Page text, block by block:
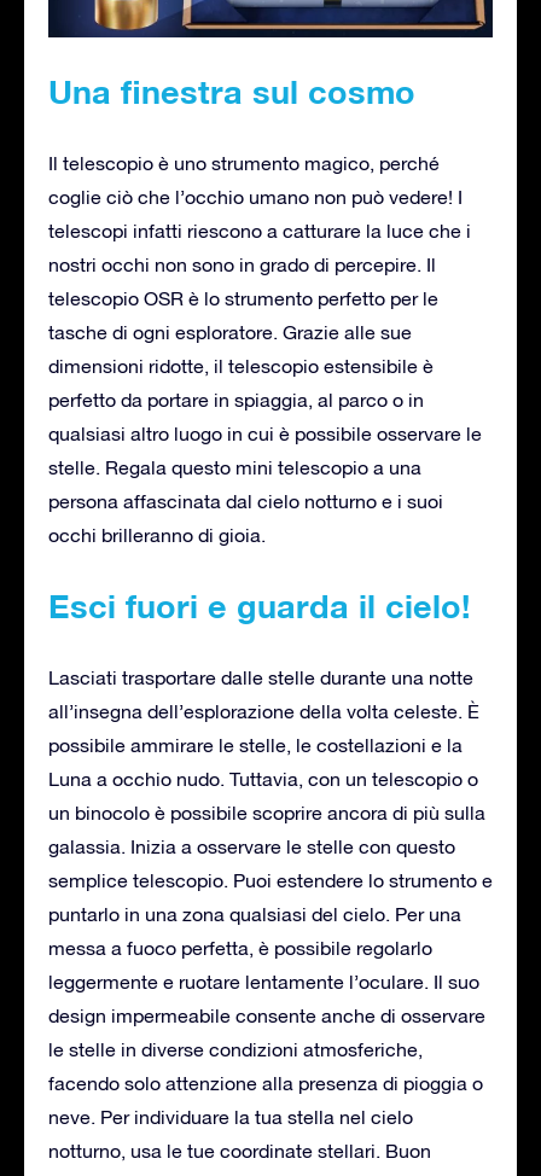
Una finestra sul cosmo
Il telescopio è uno strumento magico, perché
coglie ciò che l’occhio umano non può vedere! I
telescopi infatti riescono a catturare la luce che i
nostri occhi non sono in grado di percepire. Il
telescopio OSR è lo strumento perfetto per le
tasche di ogni esploratore. Grazie alle sue
dimensioni ridotte, il telescopio estensibile è
perfetto da portare in spiaggia, al parco o in
qualsiasi altro luogo in cui è possibile osservare le
stelle. Regala questo mini telescopio a una
persona affascinata dal cielo notturno e i suoi
occhi brilleranno di gioia.
Esci fuori e guarda il cielo!
Lasciati trasportare dalle stelle durante una notte
all’insegna dell’esplorazione della volta celeste. È
possibile ammirare le stelle, le costellazioni e la
Luna a occhio nudo. Tuttavia, con un telescopio o
un binocolo è possibile scoprire ancora di più sulla
galassia. Inizia a osservare le stelle con questo
semplice telescopio. Puoi estendere lo strumento e
puntarlo in una zona qualsiasi del cielo. Per una
messa a fuoco perfetta, è possibile regolarlo
leggermente e ruotare lentamente l’oculare. Il suo
design impermeabile consente anche di osservare
le stelle in diverse condizioni atmosferiche,
facendo solo attenzione alla presenza di pioggia o
neve. Per individuare la tua stella nel cielo
notturno, usa le tue coordinate stellari. Buon